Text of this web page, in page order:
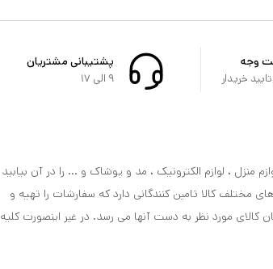
وجه
خریدار
پشتیبانی مشتریان
۹ الی ۱۷
منزل ، لوازم الکترونیک ، مد و پوشاک و ... را در آن بیابید
مختلف کالا تامین کنندگانی دارد که سفارشات را تهیه و
کالای مورد نظر به دست آنها می رسد. در غیر اینصورت کلیه